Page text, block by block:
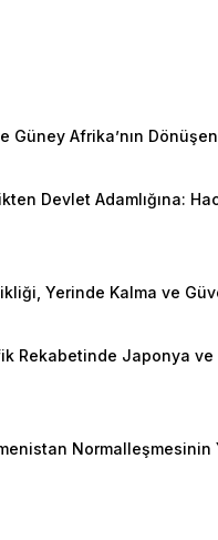
Güney Afrika’nın Dönüşen
Devlet Adamlığına:
Yerinde Kalma ve
Rekabetinde Japonya ve
Normalleşmesinin